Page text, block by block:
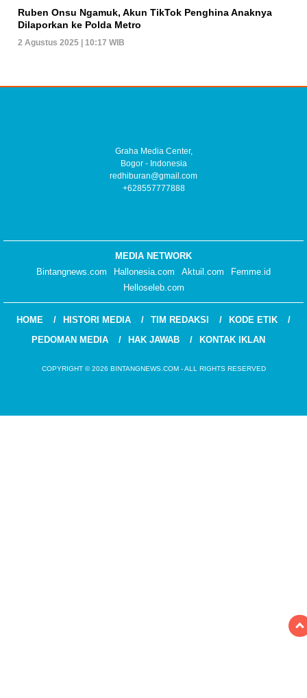
Ruben Onsu Ngamuk, Akun TikTok Penghina Anaknya
Dilaporkan ke Polda Metro
2 Agustus 2025 | 10:17 WIB
Graha Media Center,
Bogor - Indonesia
redhiburan@gmail.com
+628557777888
MEDIA NETWORK
Bintangnews.com
Hallonesia.com Aktuil.com
Femme.id
Helloseleb.com
HOME HISTORI MEDIA TIM REDAKSI
KODE ETIK
PEDOMAN MEDIA
HAK JAWAB KONTAK IKLAN
COPYRIGHT © 2026 BINTANGNEWS.COM - ALL RIGHTS RESERVED